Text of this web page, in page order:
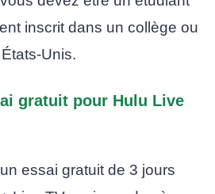
inscrit dans un collège ou
Unis.
gratuit pour Hulu Live
essai gratuit de 3 jours